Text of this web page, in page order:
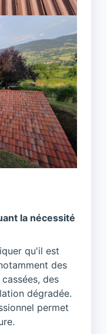
la nécessité
qu'il est
des
des
dégradée.
permet